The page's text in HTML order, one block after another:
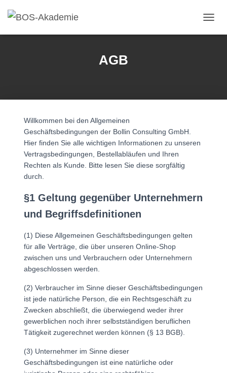
AGB
Willkommen bei den Allgemeinen
Geschäftsbedingungen der Bollin Consulting GmbH.
Hier finden Sie alle wichtigen Informationen zu unseren
Vertragsbedingungen, Bestellabläufen und Ihren
Rechten als Kunde. Bitte lesen Sie diese sorgfältig
durch.
§1 Geltung gegenüber Unternehmern
und Begriffsdefinitionen
(1) Diese Allgemeinen Geschäftsbedingungen gelten
für alle Verträge, die über unseren Online-Shop
zwischen uns und Verbrauchern oder Unternehmern
abgeschlossen werden.
(2) Verbraucher im Sinne dieser Geschäftsbedingungen
ist jede natürliche Person, die ein Rechtsgeschäft zu
Zwecken abschließt, die überwiegend weder ihrer
gewerblichen noch ihrer selbstständigen beruflichen
Tätigkeit zugerechnet werden können (§ 13 BGB).
(3) Unternehmer im Sinne dieser
Geschäftsbedingungen ist eine natürliche oder